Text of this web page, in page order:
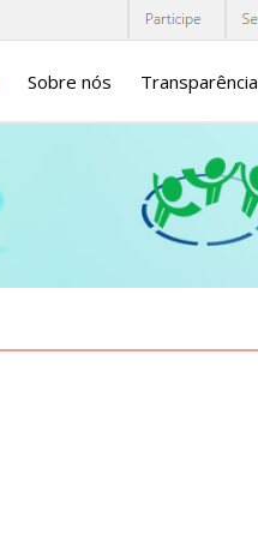
Sobre nós Transparência